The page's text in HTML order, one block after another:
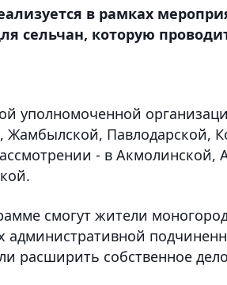
в рамках
сельчан, которую
уполномоченной
Жамбылской, Павлодарской,
- в Акмолинской,
смогут жители
административной
расширить собственное